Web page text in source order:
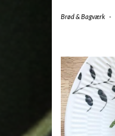
Brød & Bagværk -